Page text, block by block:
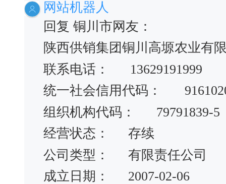
网站机器人
回复 铜川市网友：
陕西供销集团铜川高塬农业有
联系电话： 13629191999
统一社会信用代码：
组织机构代码：
79791839-5
经营状态：
存续
公司类型：
有限责任公司
成立日期：
2007-02-06